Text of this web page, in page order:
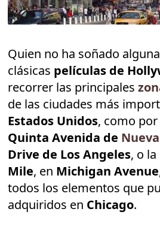
Quien no ha soñado
clásicas películas de
recorrer las principales
de las ciudades más
Estados Unidos, como
Quinta Avenida de
Drive de Los Angeles, o la
Mile, en Michigan Avenue
todos los elementos que
adquiridos en Chicago.